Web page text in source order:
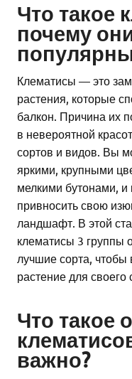
Что такое
почему
Клематисы — это
растения, которые
балкон. Причина их
в невероятной
сортов и видов. Вы
яркими, крупными
мелкими бутонами, и
привносить свою
ландшафт. В этой
клематисы 3 группы
лучшие сорта,
растение для своего
Что такое
важно?